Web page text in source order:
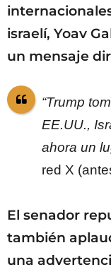
israelí, Yoav
un mensaje
“Trump
EE.UU.,
ahora un
red X
El senador
también
una